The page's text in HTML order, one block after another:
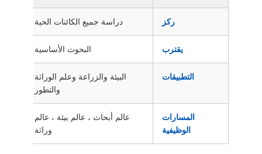
ركز دراسة جميع الكائنات الحية
يقترب البحوث الأساسية
التطبيقات
البيئة والزراعة وعلم الوراثة
والتطور
المسارات
الوظيفية
عالم أبحاث ، عالم بيئة ، عالم
وراثة